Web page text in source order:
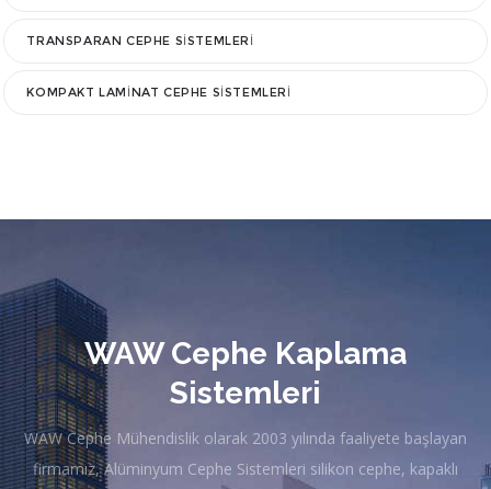
TRANSPARAN CEPHE SISTEMLERI
KOMPAKT LAMINAT CEPHE SISTEMLERI
WAW Cephe Kaplama
Sistemleri
WAW Cephe Mühendislik olarak 2003 yılında faaliyete başlayan
firmamız, Alüminyum Cephe Sistemleri silikon cephe, kapaklı